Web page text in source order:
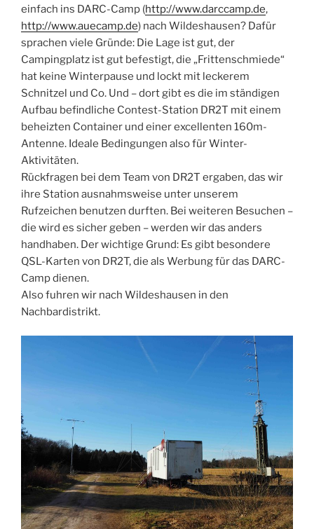
einfach ins DARC-Camp (http://www.darccamp.de,
http://www.auecamp.de) nach Wildeshausen? Dafür
sprachen viele Gründe: Die Lage ist gut, der
Campingplatz ist gut befestigt, die „Frittenschmiede“
hat keine Winterpause und lockt mit leckerem
Schnitzel und Co. Und – dort gibt es die im ständigen
Aufbau befindliche Contest-Station DR2T mit einem
beheizten Container und einer excellenten 160m-
Antenne. Ideale Bedingungen also für Winter-
Aktivitäten.
Rückfragen bei dem Team von DR2T ergaben, das wir
ihre Station ausnahmsweise unter unserem
Rufzeichen benutzen durften. Bei weiteren Besuchen –
die wird es sicher geben – werden wir das anders
handhaben. Der wichtige Grund: Es gibt besondere
QSL-Karten von DR2T, die als Werbung für das DARC-
Camp dienen.
Also fuhren wir nach Wildeshausen in den
Nachbardistrikt.